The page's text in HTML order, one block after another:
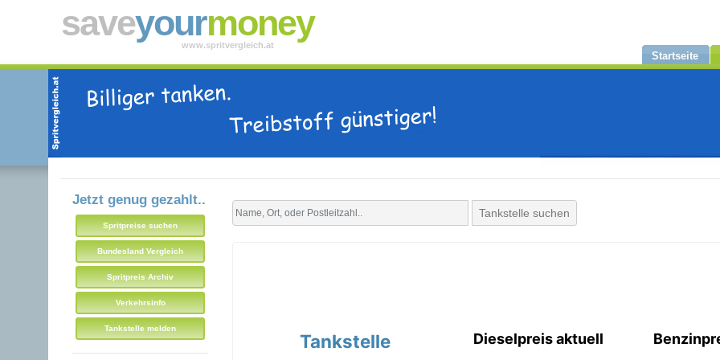
saveyourmoney
www.spritvergleich.at
Startseite
Jetzt genug gezahlt..
Spritpreise suchen
Bundesland Vergleich
Spritpreis Archiv
Verkehrsinfo
Tankstelle melden
Tankstelle suchen
Tankstelle
Dieselpreis aktuell